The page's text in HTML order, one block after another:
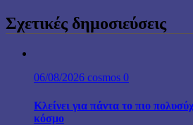
Σχετικές δημοσιεύσεις
06/08/2026 cosmos 0
Κλείνει για πάντα το πιο
κόσμο